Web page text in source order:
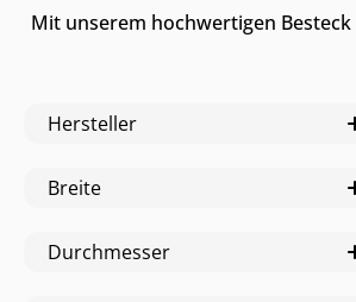
Mit unserem hochwertigen
Hersteller
Breite
Durchmesser